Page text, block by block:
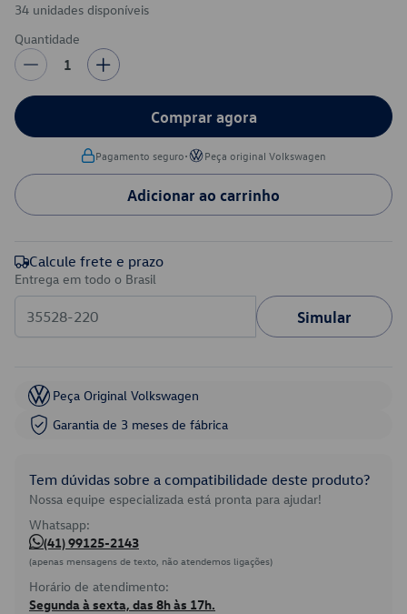
34 unidades disponíveis
Quantidade
1
Comprar agora
Pagamento seguro• Peça original Volkswagen
Adicionar ao carrinho
Calcule frete e prazo
Entrega em todo o Brasil
Simular
Peça Original Volkswagen
Garantia de 3 meses de fábrica
Tem dúvidas sobre a compatibilidade deste produto?
Nossa equipe especializada está pronta para ajudar!
Whatsapp:
(41) 99125-2143
(apenas mensagens de texto, não atendemos ligações)
Horário de atendimento:
Segunda à sexta, das 8h às 17h.